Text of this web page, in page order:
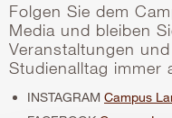
Folgen Sie dem
Media und bleiben
Veranstaltungen
Studienalltag immer
INSTAGRAM Campus